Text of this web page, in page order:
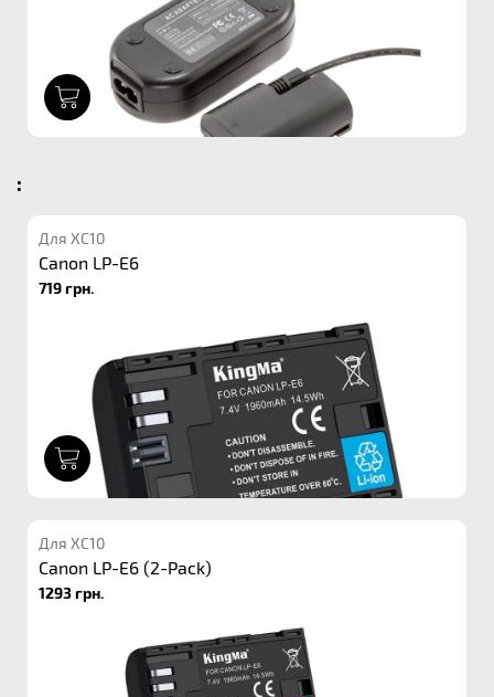
:
Для XC10
Canon LP-E6
719 грн.
Для XC10
Canon LP-E6 (2-Pack)
1293 грн.